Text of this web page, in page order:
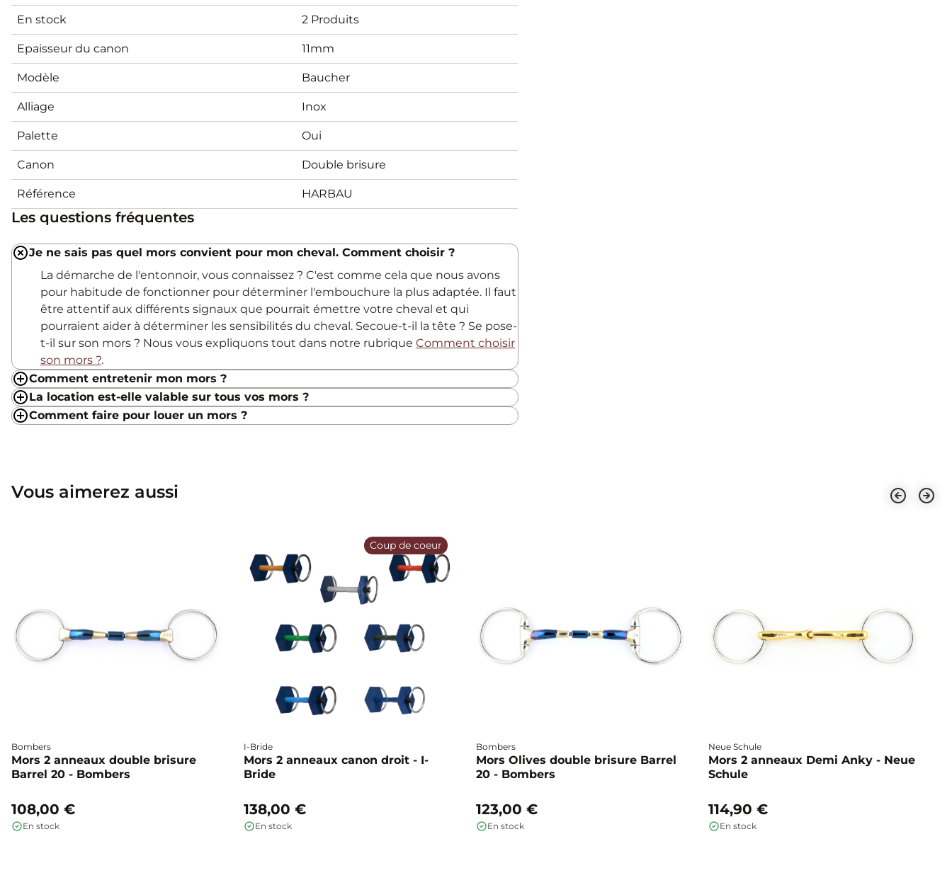
En stock 2 Produits
Epaisseur du canon 11mm
Modèle Baucher
Alliage Inox
Palette Oui
Canon Double brisure
Référence HARBAU
Les questions fréquentes
Je ne sais pas quel mors convient pour mon cheval. Comment choisir ?
La démarche de l'entonnoir, vous connaissez ? C'est comme cela que nous avons
pour habitude de fonctionner pour déterminer l'embouchure la plus adaptée. Il faut
être attentif aux différents signaux que pourrait émettre votre cheval et qui
pourraient aider à déterminer les sensibilités du cheval. Secoue-t-il la tête ? Se pose-
t-il sur son mors ? Nous vous expliquons tout dans notre rubrique Comment choisir
son mors ?.
Comment entretenir mon mors ?
La location est-elle valable sur tous vos mors ?
Comment faire pour louer un mors ?
Vous aimerez aussi
Bombers
Mors 2 anneaux double brisure
Barrel 20 - Bombers
108,00 €
En stock
I-Bride
Mors 2 anneaux canon droit - I-
Bride
138,00 €
En stock
Coup de coeur
Bombers
Mors Olives double brisure Barrel
20 - Bombers
123,00 €
En stock
Neue Schule
Mors 2 anneaux Demi Anky - Neue
Schule
114,90 €
En stock